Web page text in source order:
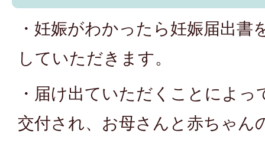
・妊娠がわかったら妊娠届出書
していただきます。
・届け出ていただくことによっ
交付され、お母さんと赤ちゃん